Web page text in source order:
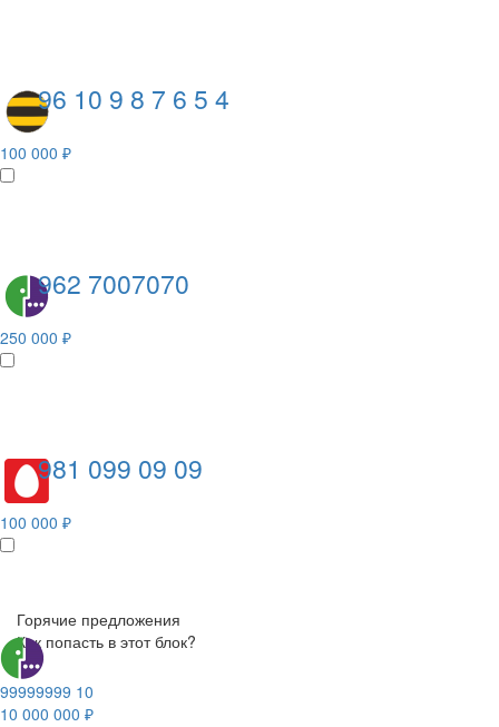
96 10 9 8 7 6 5 4
100 000 ₽
962 7007070
250 000 ₽
981 099 09 09
100 000 ₽
Горячие предложения
Как попасть в этот блок?
99999999 10
10 000 000 ₽